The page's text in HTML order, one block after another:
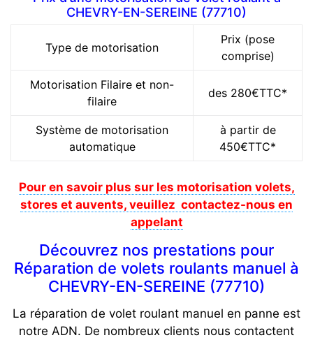
CHEVRY-EN-SEREINE (77710)
Type de motorisation
Prix (pose
comprise)
Motorisation Filaire et non-
filaire
des 280€TTC*
Système de motorisation
automatique
à partir de
450€TTC*
Pour en savoir plus sur les motorisation volets,
stores et auvents, veuillez contactez-nous en
appelant
Découvrez nos prestations pour
Réparation de volets roulants manuel à
CHEVRY-EN-SEREINE (77710)
La réparation de volet roulant manuel en panne est
notre ADN. De nombreux clients nous contactent